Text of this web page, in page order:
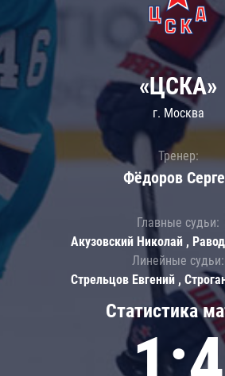
Статистика
«ЦСКА»
г. Москва
Тренер:
Фёдоров
Главные судьи:
Акузовский Николай ,
Линейные судьи:
Стрельцов Евгений ,